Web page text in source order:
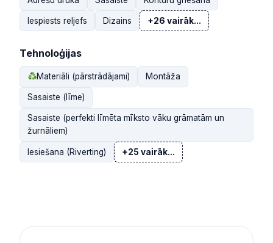
Iespiests reljefs Dizains +26 vairāk...
Tehnoloģijas
Materiāli (pārstrādājami) Montāža
Sasaiste (līme)
Sasaiste (perfekti līmēta mīksto vāku grāmatām un
žurnāliem)
Iesiešana (Riverting) +25 vairāk...